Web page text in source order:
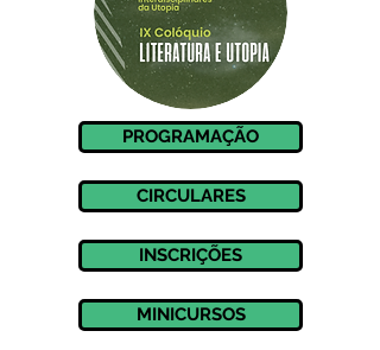
PROGRAMAÇÃO
CIRCULARES
INSCRIÇÕES
MINICURSOS